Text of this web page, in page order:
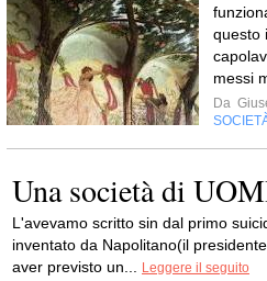
questo
messi
Da
Una società di
L'avevamo scritto sin dal primo
inventato da Napolitano(il
aver previsto un...
Leggere il seguito